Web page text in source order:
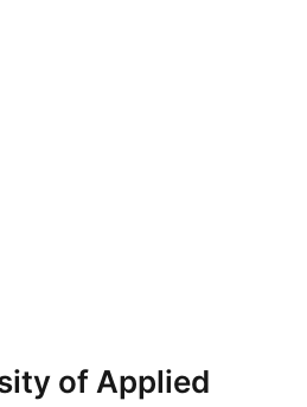
of Applied